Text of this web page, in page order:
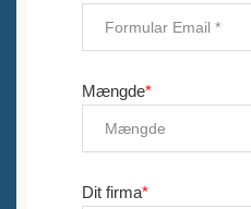
Mængde*
Dit firma*